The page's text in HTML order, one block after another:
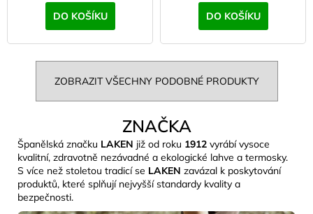
DO KOŠÍKU DO KOŠÍKU
ZOBRAZIT VŠECHNY PODOBNÉ PRODUKTY
ZNAČKA
Španělská značku LAKEN již od roku 1912 vyrábí vysoce
kvalitní, zdravotně nezávadné a ekologické lahve a termosky.
S více než stoletou tradicí se LAKEN zavázal k poskytování
produktů, které splňují nejvyšší standardy kvality a
bezpečnosti.